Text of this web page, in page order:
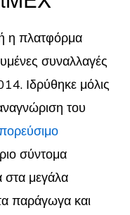
η πλατφόρμα
συναλλαγές
Ιδρύθηκε μόλις
του
σύντομα
στα μεγάλα
παράγωγα και